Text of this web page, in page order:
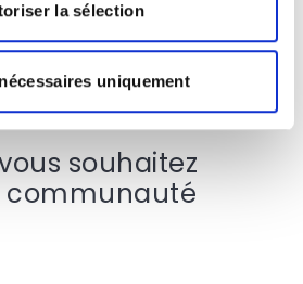
la sélection
uniquement
souhaitez
communauté